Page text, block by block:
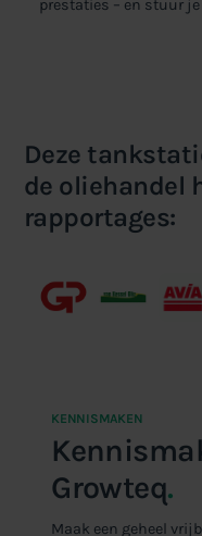
prestaties – en stuur
Deze
de oliehandel
rapportages:
KENNISMAKEN
Growteq.
Maak een geheel